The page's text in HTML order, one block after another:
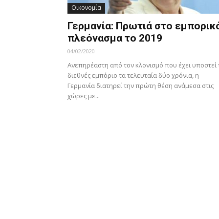
Οικονομία
Γερμανία: Πρωτιά στο
πλεόνασμα το 2019
04/02/2020
Ανεπηρέαστη από τον κλονισμό που έχει υποστεί
διεθνές εμπόριο τα τελευταία δύο χρόνια, η
Γερμανία διατηρεί την πρώτη θέση ανάμεσα στις
χώρες με...